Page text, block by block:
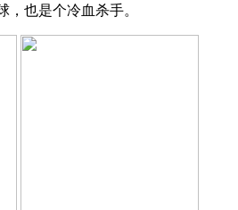
，也是个冷血杀手。